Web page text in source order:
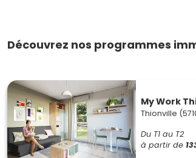
Découvrez nos programmes
My Work
Thionville
Du T1 au T2
à partir de